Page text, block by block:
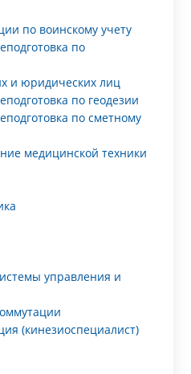
по воинскому учету
по
и юридических лиц
по геодезии
по сметному
медицинской техники
управления и
(кинезиоспециалист)